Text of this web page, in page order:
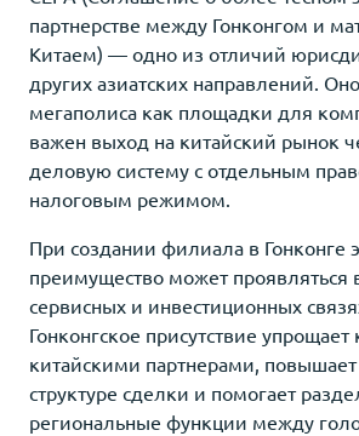
партнерстве между Гонконгом и
Китаем) — одно из отличий
других азиатских направлений.
мегаполиса как площадки для
важен выход на китайский рынок
деловую систему с отдельным
налоговым режимом.
При создании филиала в Гонконге
преимущество может проявляться
сервисных и инвестиционных
Гонконгское присутствие
китайскими партнерами,
структуре сделки и помогает
региональные функции между